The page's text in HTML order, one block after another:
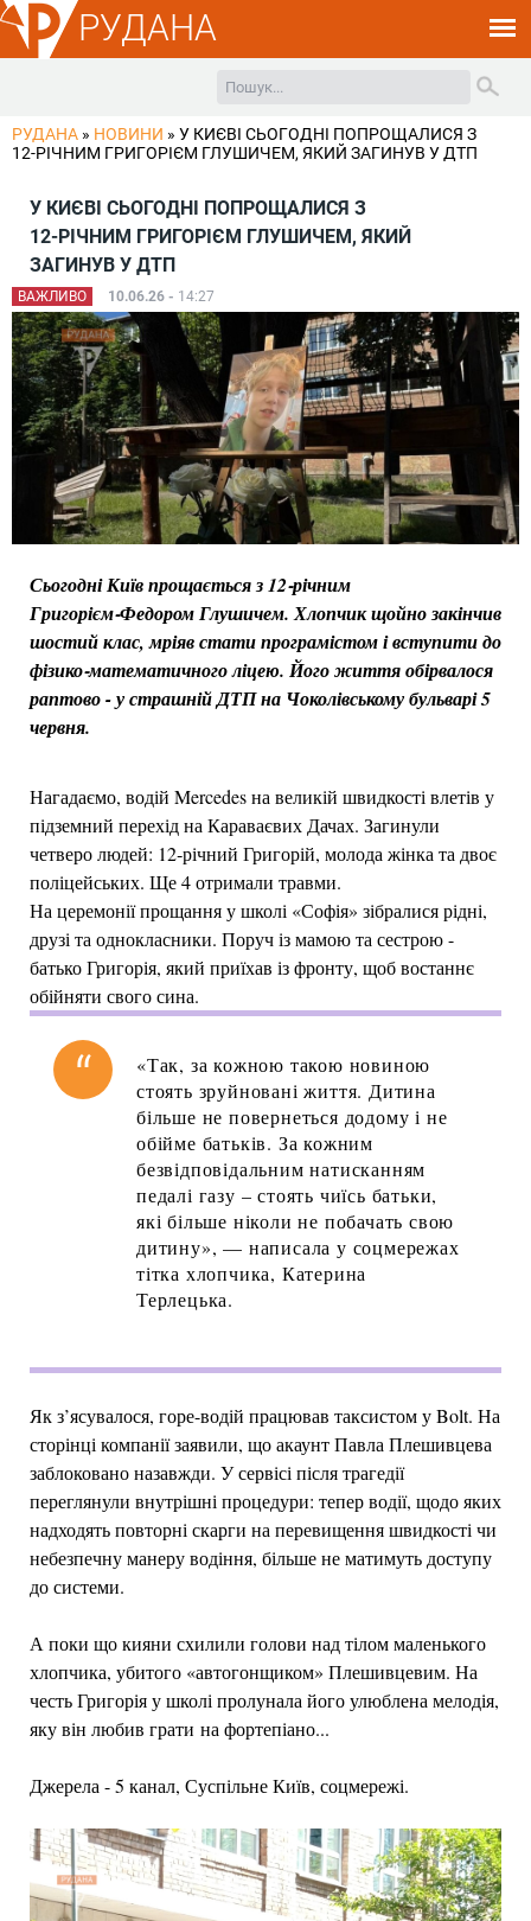
РУДАНА
РУДАНА » НОВИНИ » У КИЄВІ СЬОГОДНІ ПОПРОЩАЛИСЯ З
12‑РІЧНИМ ГРИГОРІЄМ ГЛУШИЧЕМ, ЯКИЙ ЗАГИНУВ У ДТП
У КИЄВІ СЬОГОДНІ ПОПРОЩАЛИСЯ З
12‑РІЧНИМ ГРИГОРІЄМ ГЛУШИЧЕМ, ЯКИЙ
ЗАГИНУВ У ДТП
ВАЖЛИВО 10.06.26 - 14:27
Сьогодні Київ прощається з 12‑річним
Григорієм‑Федором Глушичем. Хлопчик щойно закінчив
шостий клас, мріяв стати програмістом і вступити до
фізико‑математичного ліцею. Його життя обірвалося
раптово - у страшній ДТП на Чоколівському бульварі 5
червня.
Нагадаємо, водій Mercedes на великій швидкості влетів у
підземний перехід на Караваєвих Дачах. Загинули
четверо людей: 12‑річний Григорій, молода жінка та двоє
поліцейських. Ще 4 отримали травми.
На церемонії прощання у школі «Софія» зібралися рідні,
друзі та однокласники. Поруч із мамою та сестрою -
батько Григорія, який приїхав із фронту, щоб востаннє
обійняти свого сина.
«Так, за кожною такою новиною
стоять зруйновані життя. Дитина
більше не повернеться додому і не
обійме батьків. За кожним
безвідповідальним натисканням
педалі газу – стоять чиїсь батьки,
які більше ніколи не побачать свою
дитину», — написала у соцмережах
тітка хлопчика, Катерина
Терлецька.
Як з’ясувалося, горе-водій працював таксистом у Bolt. На
сторінці компанії заявили, що акаунт Павла Плешивцева
заблоковано назавжди. У сервісі після трагедії
переглянули внутрішні процедури: тепер водії, щодо яких
надходять повторні скарги на перевищення швидкості чи
небезпечну манеру водіння, більше не матимуть доступу
до системи.
А поки що кияни схилили голови над тілом маленького
хлопчика, убитого «автогонщиком» Плешивцевим. На
честь Григорія у школі пролунала його улюблена мелодія,
яку він любив грати на фортепіано...
Джерела - 5 канал, Суспільне Київ, соцмережі.